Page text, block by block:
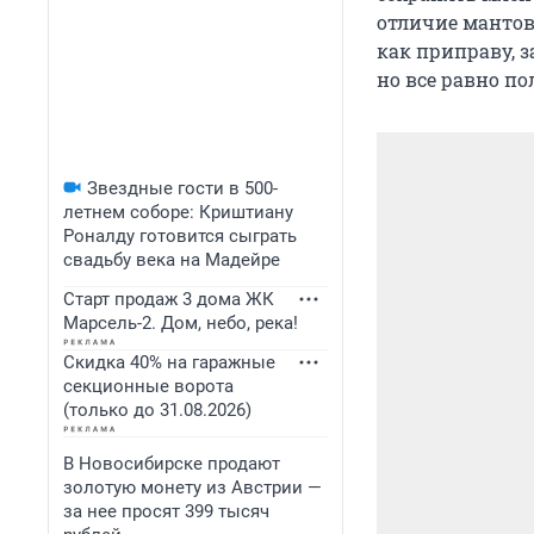
Звездные гости в 500-
летнем соборе: Криштиану
Роналду готовится сыграть
свадьбу века на Мадейре
Старт продаж 3 дома ЖК
Марсель-2. Дом, небо, река!
Скидка 40% на гаражные
секционные ворота
(только до 31.08.2026)
В Новосибирске продают
золотую монету из Австрии —
за нее просят 399 тысяч
отличие
как приправу,
но все равно